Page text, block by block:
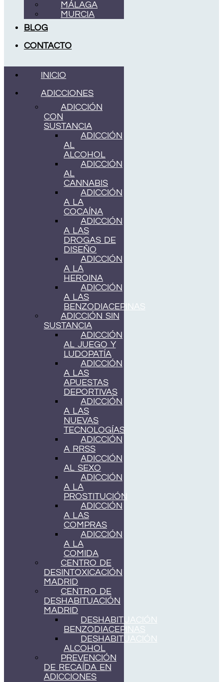
MÁLAGA
MURCIA
BLOG
CONTACTO
INICIO
ADICCIONES
ADICCIÓN
CON
SUSTANCIA
ADICCIÓN
AL
ALCOHOL
ADICCIÓN
AL
CANNABIS
ADICCIÓN
A LA
COCAÍNA
ADICCIÓN
A LAS
DROGAS DE
DISEÑO
ADICCIÓN
A LA
HEROINA
ADICCIÓN
A LAS
BENZODIACEPINAS
ADICCIÓN SIN
SUSTANCIA
ADICCIÓN
AL JUEGO Y
LUDOPATÍA
ADICCIÓN
A LAS
APUESTAS
DEPORTIVAS
ADICCIÓN
A LAS
NUEVAS
TECNOLOGÍAS
ADICCIÓN
A RRSS
ADICCIÓN
AL SEXO
ADICCIÓN
A LA
PROSTITUCIÓN
ADICCIÓN
A LAS
COMPRAS
ADICCIÓN
A LA
COMIDA
CENTRO DE
DESINTOXICACIÓN
MADRID
CENTRO DE
DESHABITUACIÓN
MADRID
DESHABITUACIÓN
BENZODIACEPINAS
DESHABITUACIÓN
ALCOHOL
PREVENCIÓN
DE RECAÍDA EN
ADICCIONES